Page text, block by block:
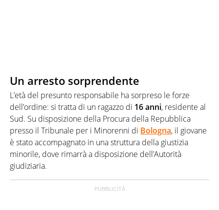
Un arresto sorprendente
L’età del presunto responsabile ha sorpreso le forze
dell’ordine: si tratta di un ragazzo di 16 anni, residente al
Sud. Su disposizione della Procura della Repubblica
presso il Tribunale per i Minorenni di Bologna, il giovane
è stato accompagnato in una struttura della giustizia
minorile, dove rimarrà a disposizione dell’Autorità
giudiziaria.